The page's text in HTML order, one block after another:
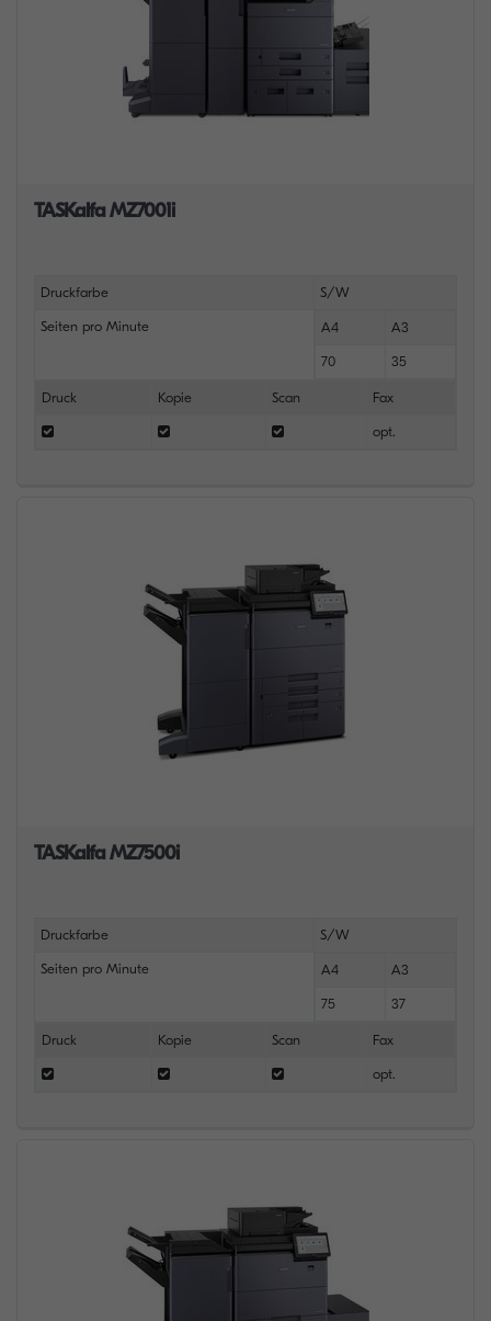
TASKalfa MZ7001i
Druckfarbe S/W
Seiten pro Minute A4 A3
70 35
Druck Kopie Scan Fax
opt.
TASKalfa MZ7500i
Druckfarbe S/W
Seiten pro Minute A4 A3
75 37
Druck Kopie Scan Fax
opt.